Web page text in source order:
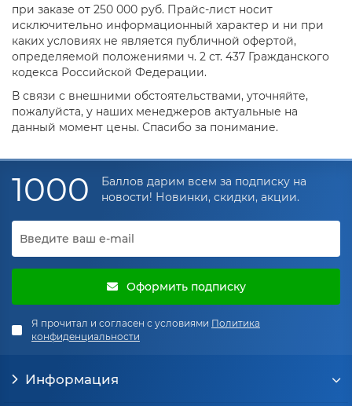
при заказе от 250 000 руб. Прайс-лист носит
исключительно информационный характер и ни при
каких условиях не является публичной офертой,
определяемой положениями ч. 2 ст. 437 Гражданского
кодекса Российской Федерации.
В связи с внешними обстоятельствами, уточняйте,
пожалуйста, у наших менеджеров актуальные на
данный момент цены. Спасибо за понимание.
1000
Баллов дарим всем за подписку на
новости! Новинки, скидки, акции.
Оформить подписку
Я прочитал и согласен с условиями Политика
конфиденциальности
Информация